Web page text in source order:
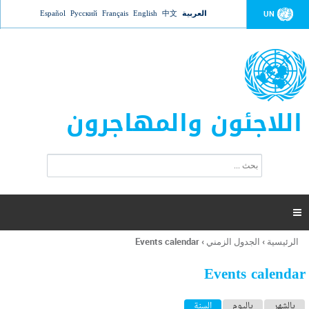
Jump to navigation UN العربية 中文
English
Français
Русский
Español
اللاجئون والمهاجرون
ت
ر
ل
ح
ب

أنت
هنا
الرئيسية › الجدول الزمني ›
Events calendar
Events calendar